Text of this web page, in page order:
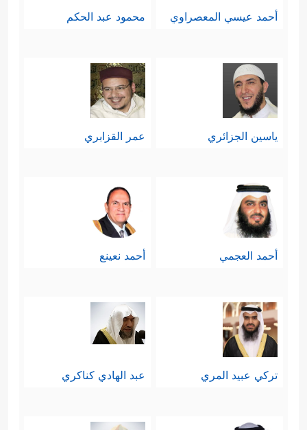
أحمد عيسي المعصراوي محمود عبد الحكم
ياسين الجزائري عمر القزابري
أحمد العجمي أحمد نعينع
تركي عبيد المري عبد الهادي كناكري